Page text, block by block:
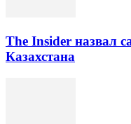
The Insider назвал
Казахстана